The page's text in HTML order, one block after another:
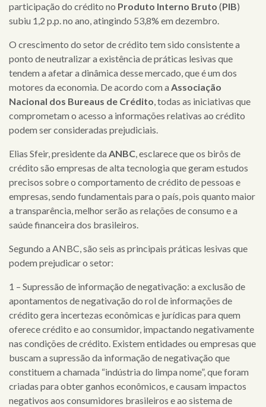
home
quem
somos
serviços
clientes
cases
participação do crédito no Produto Interno Bruto (PIB)
subiu 1,2 p.p. no ano, atingindo 53,8% em dezembro.
O crescimento do setor de crédito tem sido consistente a
ponto de neutralizar a existência de práticas lesivas que
tendem a afetar a dinâmica desse mercado, que é um dos
motores da economia. De acordo com a Associação
Nacional dos Bureaus de Crédito, todas as iniciativas que
comprometam o acesso a informações relativas ao crédito
podem ser consideradas prejudiciais.
Elias Sfeir, presidente da ANBC, esclarece que os birôs de
crédito são empresas de alta tecnologia que geram estudos
precisos sobre o comportamento de crédito de pessoas e
empresas, sendo fundamentais para o país, pois quanto maior
a transparência, melhor serão as relações de consumo e a
saúde financeira dos brasileiros.
Segundo a ANBC, são seis as principais práticas lesivas que
podem prejudicar o setor:
1 – Supressão de informação de negativação: a exclusão de
apontamentos de negativação do rol de informações de
crédito gera incertezas econômicas e jurídicas para quem
oferece crédito e ao consumidor, impactando negativamente
nas condições de crédito. Existem entidades ou empresas que
buscam a supressão da informação de negativação que
constituem a chamada “indústria do limpa nome”, que foram
criadas para obter ganhos econômicos, e causam impactos
negativos aos consumidores brasileiros e ao sistema de